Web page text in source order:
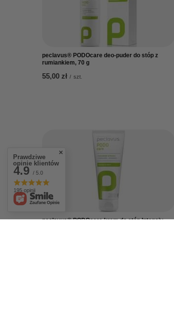
peclavus® PODOcare deo-puder do stóp z
rumiankiem, 70 g
55,00 zł / szt.
peclavus® PODOcare krem do stóp Intensiv,
Prawdziwe
opinie klientów
4.9 / 5.0
195 opinii